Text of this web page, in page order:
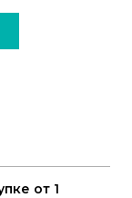
от 1